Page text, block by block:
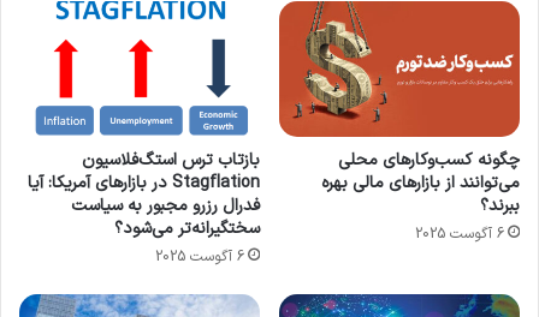
گزارش شده است.
تولید جهانی
چین
ژاپن
شاخص PMI
شاخص مدیران
شامخ جهانی
منطقه یورو هند
کپی لینک
چگونه کسب‌وکارهای محلی
می‌توانند از بازارهای مالی بهره
ببرند؟
6 آگوست 2025
بازتاب ترس استگ‌فلاسیون
Stagflation در بازارهای آمریکا: آیا
فدرال رزرو مجبور به سیاست
سختگیرانه‌تر می‌شود؟
6 آگوست 2025